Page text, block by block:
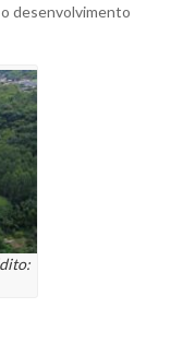
desenvolvimento